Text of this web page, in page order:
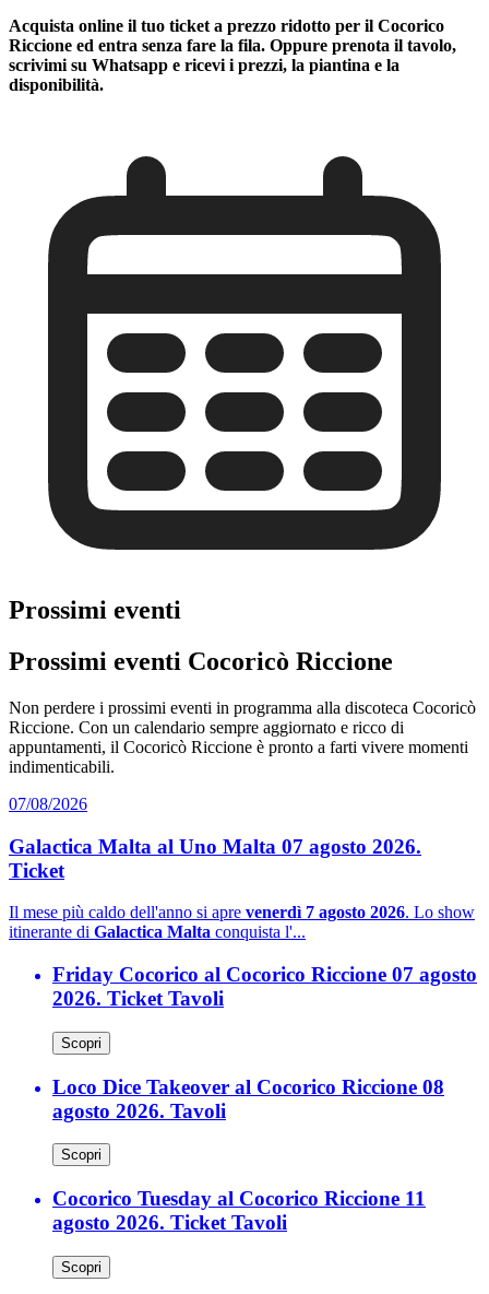
Acquista online il tuo ticket a prezzo ridotto per il Cocorico
Riccione ed entra senza fare la fila. Oppure prenota il tavolo,
scrivimi su Whatsapp e ricevi i prezzi, la piantina e la
disponibilità.
Prossimi eventi
Prossimi eventi Cocoricò Riccione
Non perdere i prossimi eventi in programma alla discoteca Cocoricò
Riccione. Con un calendario sempre aggiornato e ricco di
appuntamenti, il Cocoricò Riccione è pronto a farti vivere momenti
indimenticabili.
07/08/2026
Galactica Malta al Uno Malta 07 agosto 2026.
Ticket
Il mese più caldo dell'anno si apre venerdì 7 agosto 2026. Lo show
itinerante di Galactica Malta conquista l'...
Friday Cocorico al Cocorico Riccione 07 agosto
2026. Ticket Tavoli
Scopri
Loco Dice Takeover al Cocorico Riccione 08
agosto 2026. Tavoli
Scopri
Cocorico Tuesday al Cocorico Riccione 11
agosto 2026. Ticket Tavoli
Scopri